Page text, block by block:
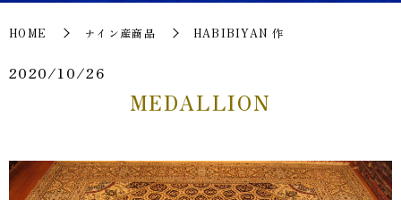
HOME ナイン産商品 HABIBIYAN 作
2020/10/26
MEDALLION